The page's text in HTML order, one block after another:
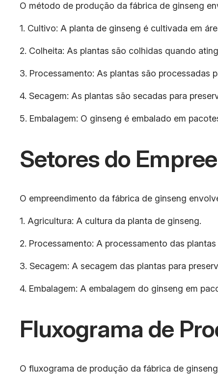
O método de produção da fábrica de ginseng
1. Cultivo: A planta de ginseng é cultivada em
2. Colheita: As plantas são colhidas quando
3. Processamento: As plantas são processadas
4. Secagem: As plantas são secadas para
5. Embalagem: O ginseng é embalado em
Setores do
O empreendimento da fábrica de ginseng
1. Agricultura: A cultura da planta de ginseng.
2. Processamento: A processamento das
3. Secagem: A secagem das plantas para
4. Embalagem: A embalagem do ginseng em
Fluxograma de
O fluxograma de produção da fábrica de